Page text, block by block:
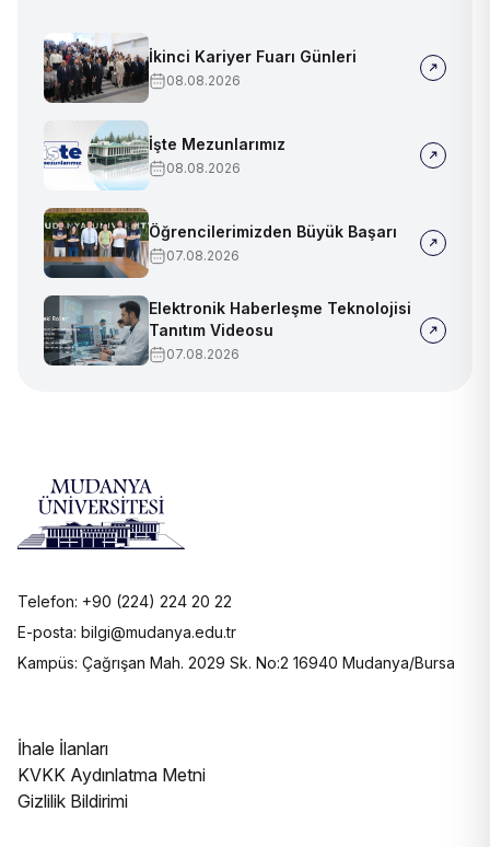
İkinci Kariyer Fuarı Günleri
08.08.2026
İşte Mezunlarımız
08.08.2026
Öğrencilerimizden Büyük Başarı
07.08.2026
Elektronik Haberleşme Teknolojisi
Tanıtım Videosu
07.08.2026
Telefon: +90 (224) 224 20 22
E-posta: bilgi@mudanya.edu.tr
Kampüs: Çağrışan Mah. 2029 Sk. No:2 16940 Mudanya/Bursa
İhale İlanları
KVKK Aydınlatma Metni
Gizlilik Bildirimi